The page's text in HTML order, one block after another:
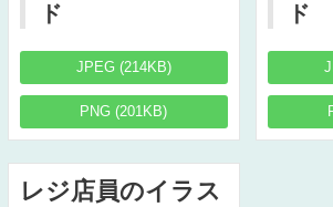
ド
JPEG (214KB)
PNG (201KB)
ド
レジ店員のイラス